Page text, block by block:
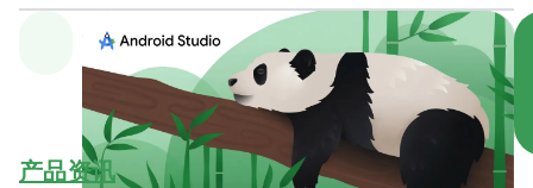
产品资讯